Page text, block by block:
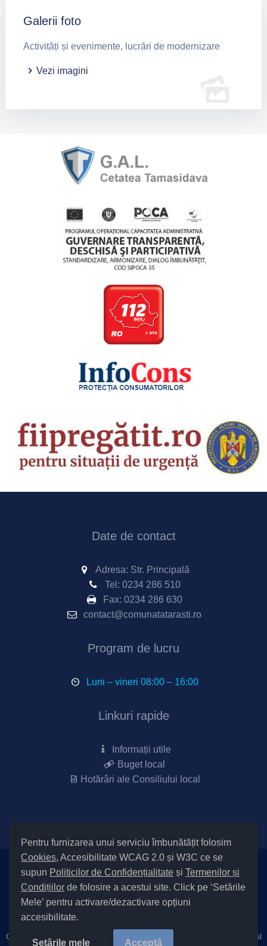
Pentru furnizarea unui serviciu îmbunătățit folosim
Cookies, Accesibilitate WCAG 2.0 și W3C ce se
supun Politicilor de Confidențialitate și Termenilor și
Condițiilor de folosire a acestui site. Click pe ‘Setările
Mele’ pentru activare/dezactivare opțiuni
accesibilitate.
Setările mele Acceptă
Galerii foto
Activități și evenimente, lucrări de modernizare
Vezi imagini
Date de contact
Adresa: Str. Principală
Tel: 0234 286 510
Fax: 0234 286 630
contact@comunatatarasti.ro
Program de lucru
Luni – vineri 08:00 – 16:00
Linkuri rapide
Informații utile
Buget local
Hotărâri ale Consiliului local
Setări Cookies și Accesibilitate
Informare cu privire la prelucrarea datelor|Politică de utilizare
| Termeni și condiții de utilizare a site-ului
Cod Județ 4 / Județul Bacău / Tipul UAT – 14 – C – Comună / Codul